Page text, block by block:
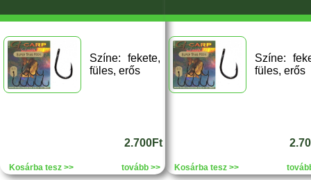
Színe: fekete,
füles, erős
2.700Ft
Kosárba tesz >> tovább >>
Színe:
füles, erős
Kosárba tesz >>